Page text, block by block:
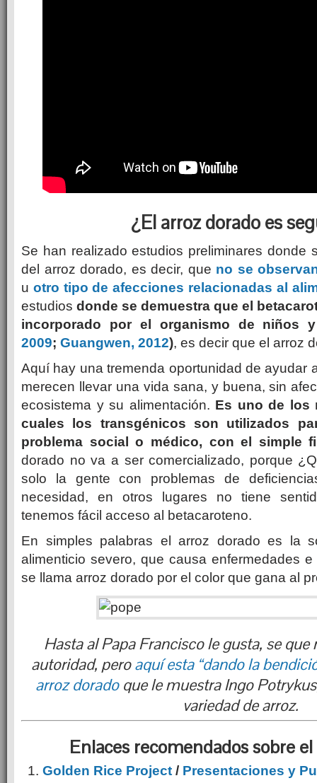
¿El arroz dorado es
Se han realizado estudios preliminares donde
del arroz dorado, es decir, que no se
u otro tipo de afecciones relacionadas al
estudios donde se demuestra que el
incorporado por el organismo de niños
2009; Guangwen, 2012), es decir que el arroz
Aquí hay una tremenda oportunidad de ayudar
merecen llevar una vida sana, y buena, sin
ecosistema y su alimentación. Es uno de los
cuales los transgénicos son utilizados
problema social o médico, con el simple
dorado no va a ser comercializado, porque
solo la gente con problemas de
necesidad, en otros lugares no tiene
tenemos fácil acceso al betacaroteno.
En simples palabras el arroz dorado es la
alimenticio severo, que causa enfermedades
se llama arroz dorado por el color que gana al
Hasta al Papa Francisco le gusta, se que
autoridad, peroaquí esta “dando la
arroz doradoque le muestra Ingo
variedad de arroz.
Enlaces recomendados sobre
Golden Rice Project / Presentaciones y